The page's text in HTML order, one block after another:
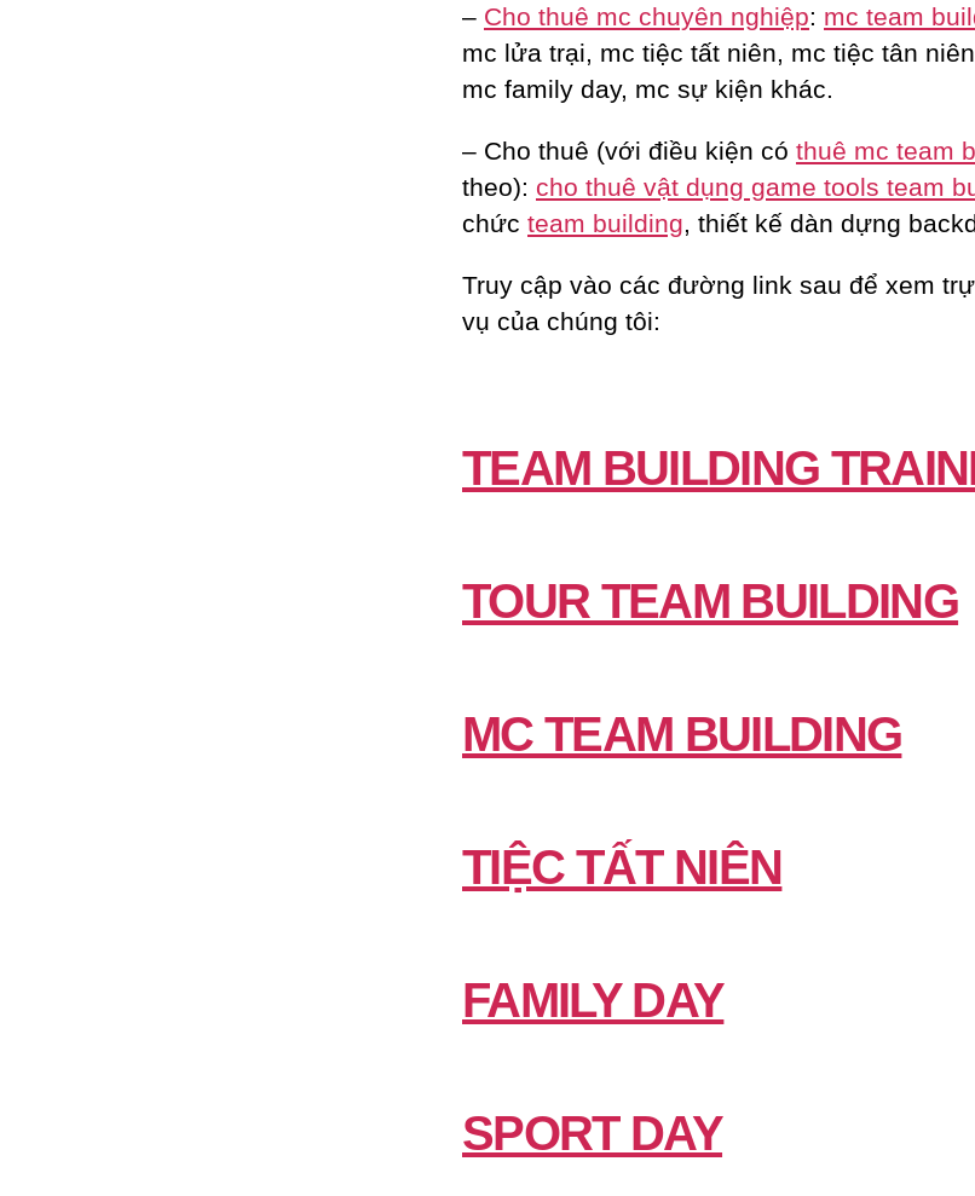
– Cho thuê mc chuyên nghiệp: mc team
mc lửa trại, mc tiệc tất niên, mc tiệc tân
mc family day, mc sự kiện khác.
– Cho thuê (với điều kiện có thuê mc team
theo): cho thuê vật dụng game tools team
chức team building , thiết kế dàn dựng
Truy cập vào các đường link sau để xem
vụ của chúng tôi:
TEAM BUILDING
TOUR TEAM BUILDING
MC TEAM BUILDING
TIỆC TẤT NIÊN
FAMILY DAY
SPORT DAY